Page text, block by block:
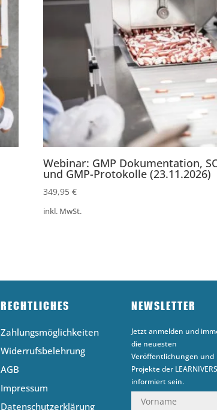
Webinar: GMP Dokumentation,
und GMP-Protokolle (23.11.2026)
349,95€
inkl. MwSt.
RECHTLICHES
Zahlungsmöglichkeiten
Widerrufsbelehrung
AGB
Impressum
Datenschutzerklärung
NEWSLETTER
Jetzt anmelden und
die neuesten
Veröffentlichungen und
Projekte der
informiert sein.